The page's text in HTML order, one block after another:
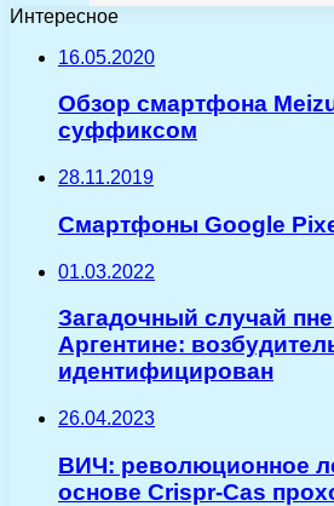
Интересное
16.05.2020
Обзор смартфона
суффиксом
28.11.2019
Смартфоны Google
01.03.2022
Загадочный случай
Аргентине:
идентифицирован
26.04.2023
ВИЧ: революционное
основе Crispr-Cas